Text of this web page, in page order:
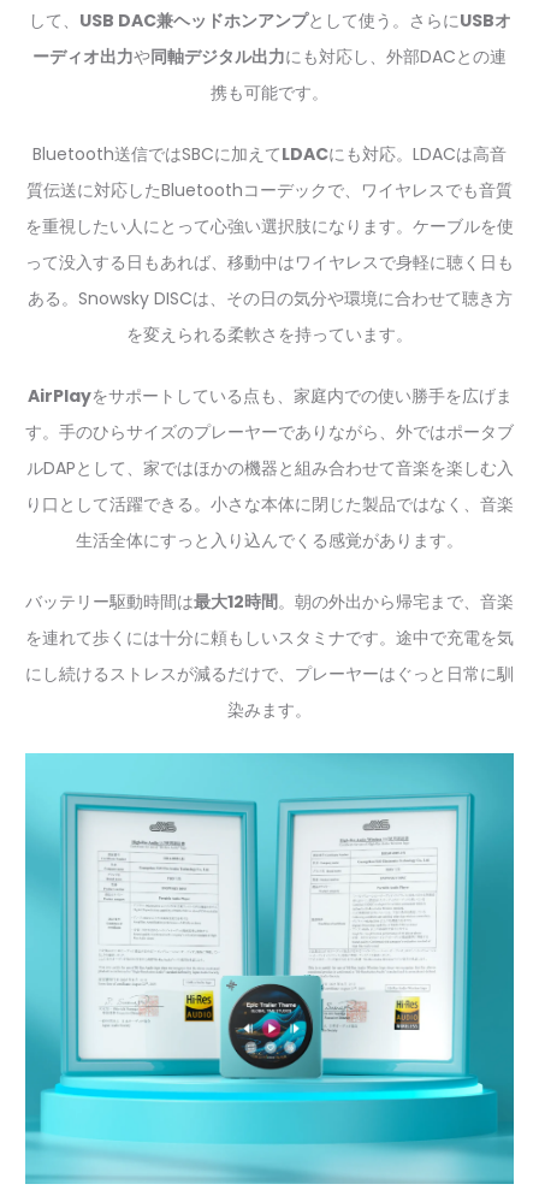
して、 USB DAC兼ヘッドホンアンプとして使う。さらにUSBオ
ーディオ出力や同軸デジタル出力にも対応し、外部DACとの連
携も可能です。
Bluetooth送信ではSBCに加えてLDACにも対応。LDACは高音
質伝送に対応したBluetoothコーデックで、ワイヤレスでも音質
を重視したい人にとって心強い選択肢になります。ケーブルを使
って没入する日もあれば、移動中はワイヤレスで身軽に聴く日も
ある。Snowsky DISCは、その日の気分や環境に合わせて聴き方
を変えられる柔軟さを持っています。
AirPlayをサポートしている点も、家庭内での使い勝手を広げま
す。手のひらサイズのプレーヤーでありながら、外ではポータブ
ルDAPとして、家ではほかの機器と組み合わせて音楽を楽しむ入
り口として活躍できる。小さな本体に閉じた製品ではなく、音楽
生活全体にすっと入り込んでくる感覚があります。
バッテリー駆動時間は最大12時間。朝の外出から帰宅まで、音楽
を連れて歩くには十分に頼もしいスタミナです。途中で充電を気
にし続けるストレスが減るだけで、プレーヤーはぐっと日常に馴
染みます。